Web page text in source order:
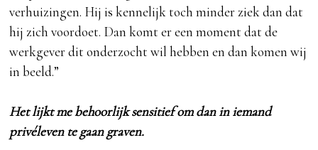
verhuizingen. Hij is kennelijk toch minder ziek dan dat
hij zich voordoet. Dan komt er een moment dat de
werkgever dit onderzocht wil hebben en dan komen wij
in beeld.”
Het lijkt me behoorlijk sensitief om dan in iemand
privéleven te gaan graven.